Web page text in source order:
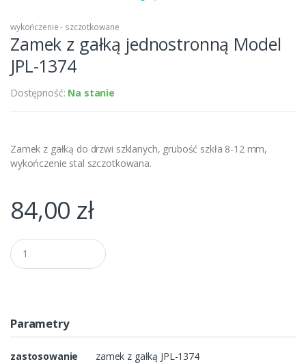
wykończenie - szczotkowane
Zamek z gałką jednostronną Model
JPL-1374
Dostępność: Na stanie
Zamek z gałką do drzwi szklanych, grubość szkła 8-12 mm,
wykończenie stal szczotkowana.
84,00 zł
Q
u
a
t
yParametry
zastosowanie zamek z gałką JPL-1374